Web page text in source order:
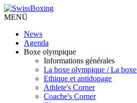
MENÜ
News
Agenda
Boxe olympique
Informations générales
La boxe olympique / La
Ethique et antidopage
Athlete's Corner
Coache's Corner